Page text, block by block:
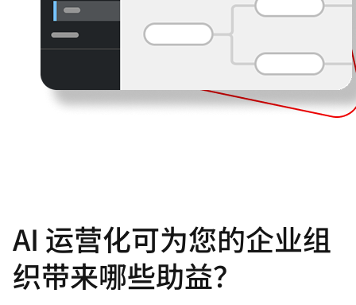
AI 运营化可为您的企业组
织带来哪些助益？